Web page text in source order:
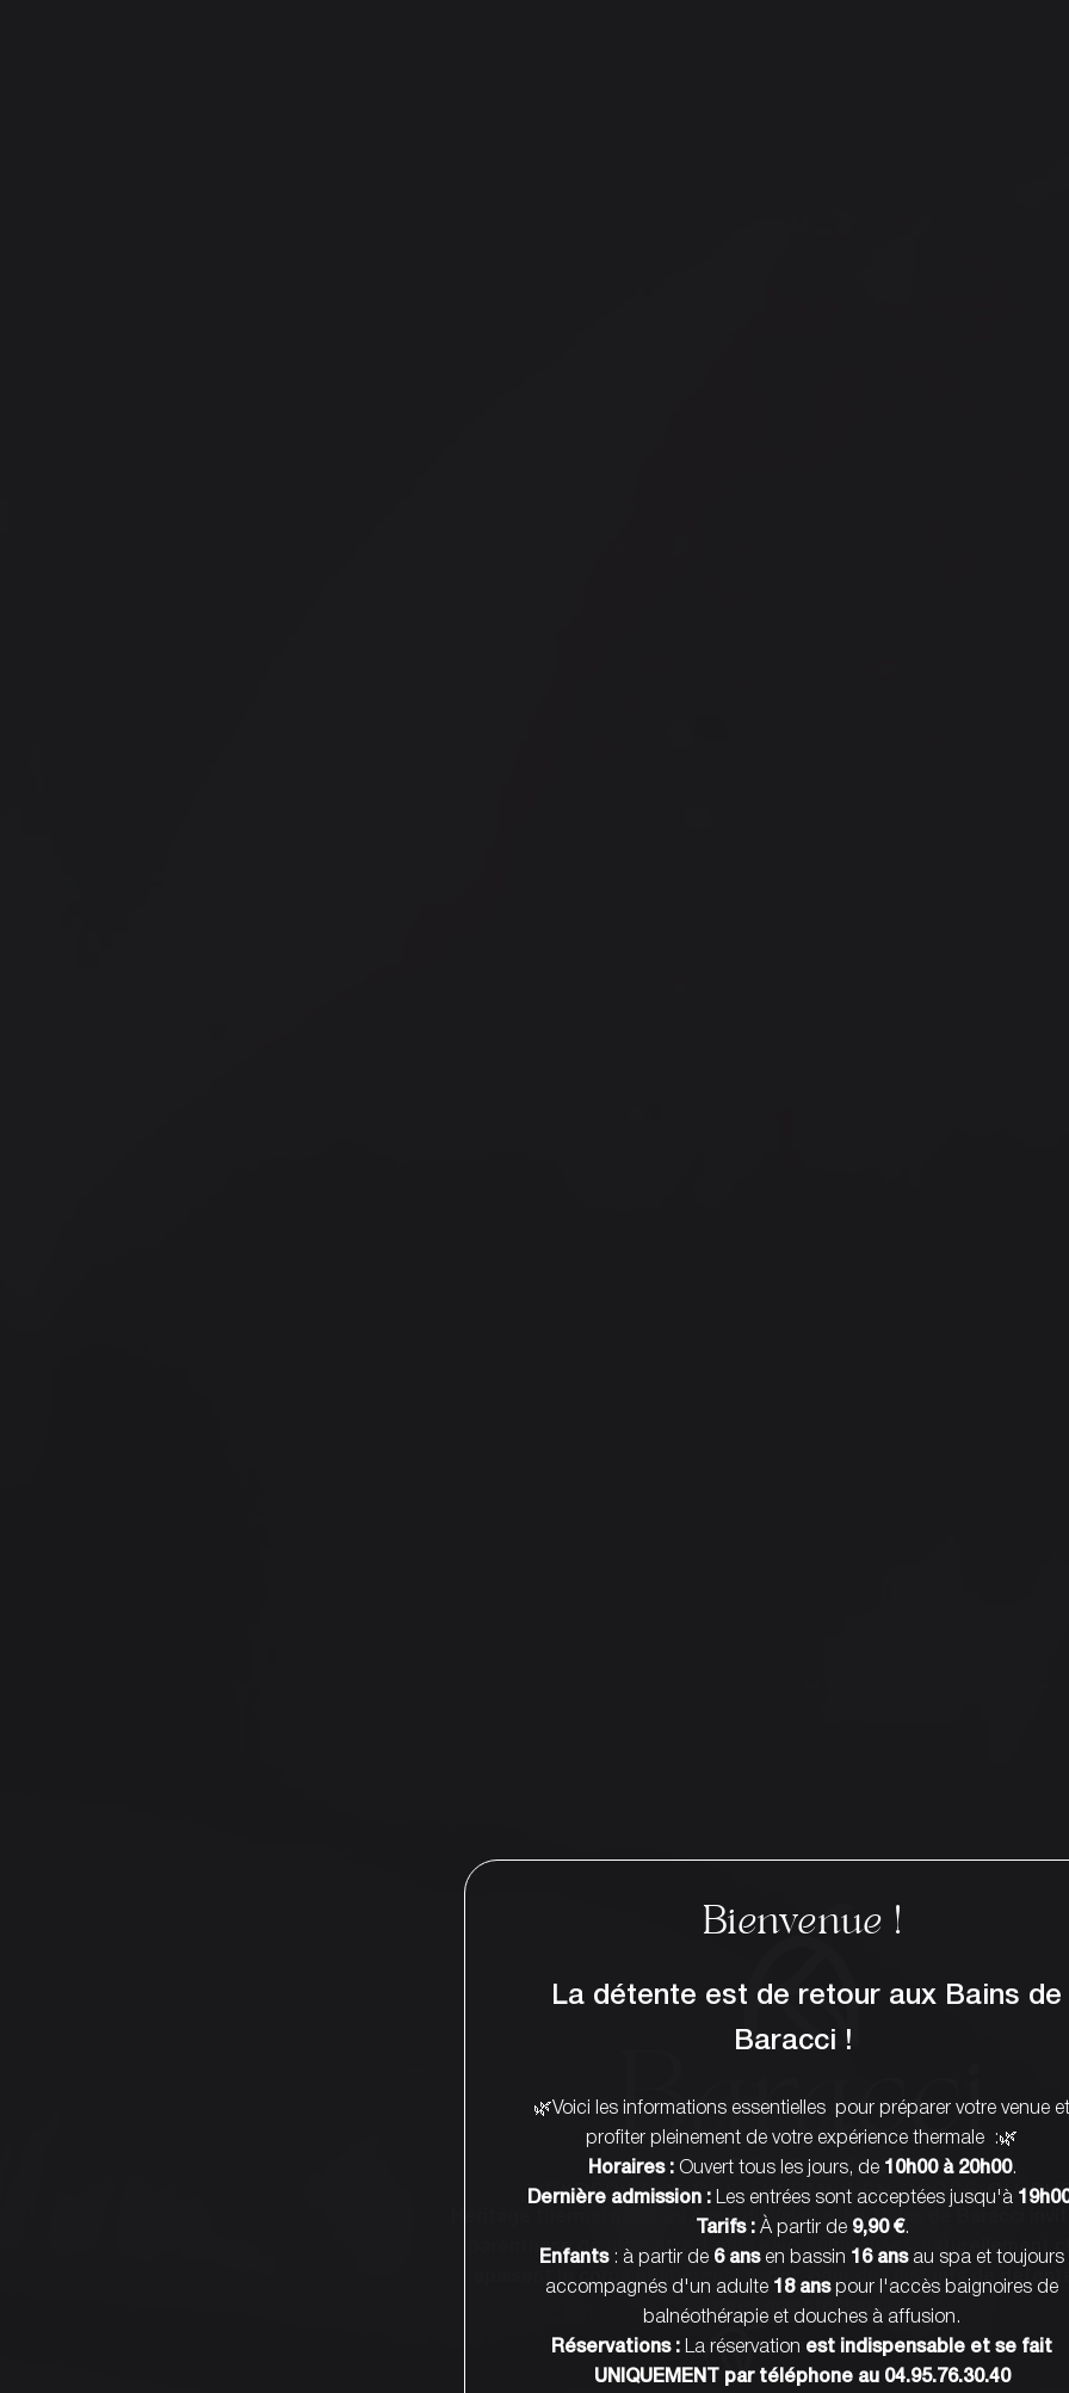
Baracci
LES BAINS
L’EXPÉRIENCE DES THERMES EN CORSE-DU-
Héritage thermal niché au cœur du Valinco, les Bains de Baracci
parenthèse de bien-être. Leurs eaux sulfureuses, naturellement
apaisent le corps et libèrent l’esprit, pour des instants de
rares que précieux.
RÉSERVER
Bienvenue !
La détente est de retour aux Bains de
Baracci !
🌿Voici les informations essentielles pour préparer votre venue et
profiter pleinement de votre expérience thermale :🌿
Horaires :Ouvert tous les jours, de 10h00 à 20h00.
Dernière admission : Les entrées sont acceptées jusqu'à
Tarifs :À partir de 9,90 €.
Enfants : à partir de 6 ansen bassin 16 ansau spa et toujours
accompagnés d'un adulte 18 ans pour l'accès baignoires de
balnéothérapie et douches à affusion.
Réservations : La réservation est indispensable et se fait
UNIQUEMENT par téléphone au 04.95.76.30.40